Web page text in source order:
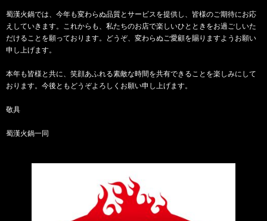
蜀漢火鍋では、今年も変わらぬ品質とサービスを提供し、皆様のご期待にお応
えしていきます。これからも、私たちのお店で楽しいひとときをお過ごしいた
だけることを願っております。どうぞ、変わらぬご愛顧を賜りますようお願い
申し上げます。
本年も皆様と共に、笑顔あふれる素敵な時間を共有できることを楽しみにして
おります。今後ともどうぞよろしくお願い申し上げます。
敬具
蜀漢火鍋一同